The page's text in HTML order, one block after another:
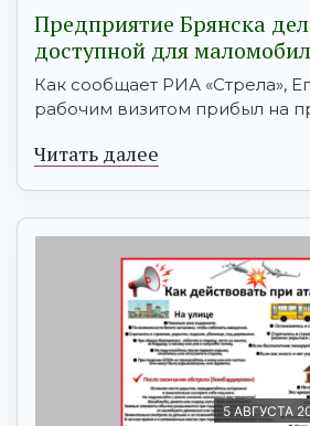
Предприятие Брянска
доступной для
Как сообщает РИА «Стрела»,
рабочим визитом прибыл на
Читать далее
5 АВГУСТА